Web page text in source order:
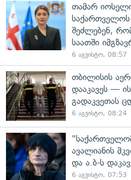
თამარ
საქართველოს
შეძლებენ,
საათში
6 აგვისტო, 08:57
თბილისის
დააკავეს —
გადაკვეთას
6 აგვისტო, 08:24
ავალიანის
და ა.ბ-ს
6 აგვისტო, 07:53